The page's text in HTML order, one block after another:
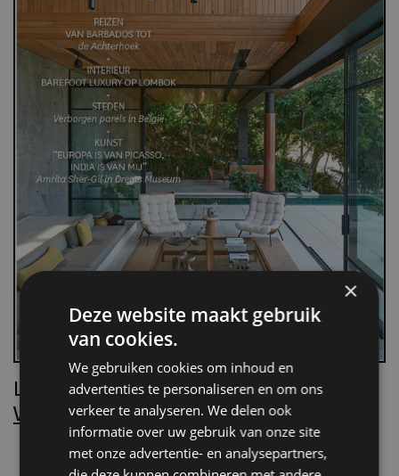
Lees Villa d’Arte!
Word nu abonnee.
×
Deze website maakt gebruik
van cookies.
We gebruiken cookies om inhoud en
advertenties te personaliseren en om ons
verkeer te analyseren. We delen ook
informatie over uw gebruik van onze site
met onze advertentie- en analysepartners,